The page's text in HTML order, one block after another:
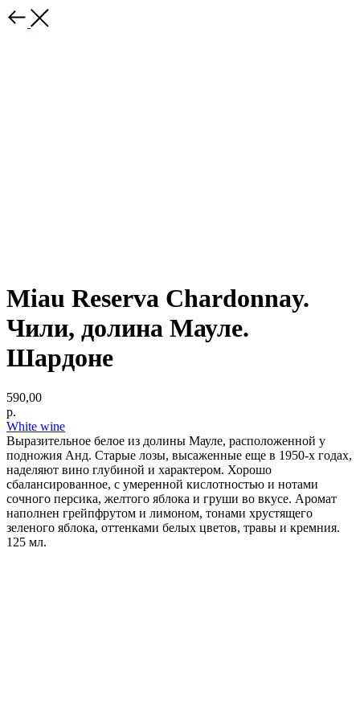
Miau Reserva Chardonnay.
Чили, долина Мауле.
Шардоне
590,00
р.
White wine
Выразительное белое из долины Мауле, расположенной у
подножия Анд. Старые лозы, высаженные еще в 1950-х годах,
наделяют вино глубиной и характером. Хорошо
сбалансированное, с умеренной кислотностью и нотами
сочного персика, желтого яблока и груши во вкусе. Аромат
наполнен грейпфрутом и лимоном, тонами хрустящего
зеленого яблока, оттенками белых цветов, травы и кремния.
125 мл.